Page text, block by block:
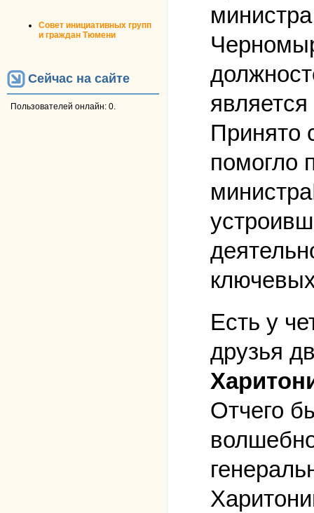
Совет инициативных групп
и граждан Тюмени
Сейчас на сайте
Пользователей онлайн: 0.
Принято
помогло
Есть у
друзья
Отчего